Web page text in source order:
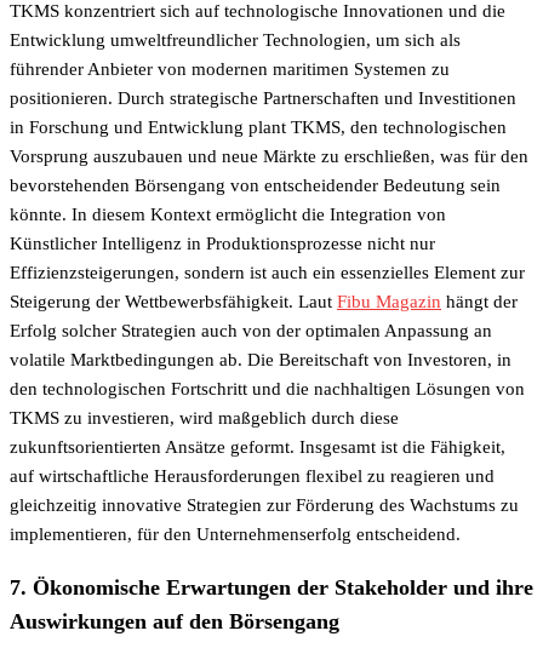
TKMS konzentriert sich auf technologische Innovationen und die
Entwicklung umweltfreundlicher Technologien, um sich als
führender Anbieter von modernen maritimen Systemen zu
positionieren. Durch strategische Partnerschaften und Investitionen
in Forschung und Entwicklung plant TKMS, den technologischen
Vorsprung auszubauen und neue Märkte zu erschließen, was für den
bevorstehenden Börsengang von entscheidender Bedeutung sein
könnte. In diesem Kontext ermöglicht die Integration von
Künstlicher Intelligenz in Produktionsprozesse nicht nur
Effizienzsteigerungen, sondern ist auch ein essenzielles Element zur
Steigerung der Wettbewerbsfähigkeit. Laut Fibu Magazin hängt der
Erfolg solcher Strategien auch von der optimalen Anpassung an
volatile Marktbedingungen ab. Die Bereitschaft von Investoren, in
den technologischen Fortschritt und die nachhaltigen Lösungen von
TKMS zu investieren, wird maßgeblich durch diese
zukunftsorientierten Ansätze geformt. Insgesamt ist die Fähigkeit,
auf wirtschaftliche Herausforderungen flexibel zu reagieren und
gleichzeitig innovative Strategien zur Förderung des Wachstums zu
implementieren, für den Unternehmenserfolg entscheidend.
7. Ökonomische Erwartungen der Stakeholder und ihre
Auswirkungen auf den Börsengang